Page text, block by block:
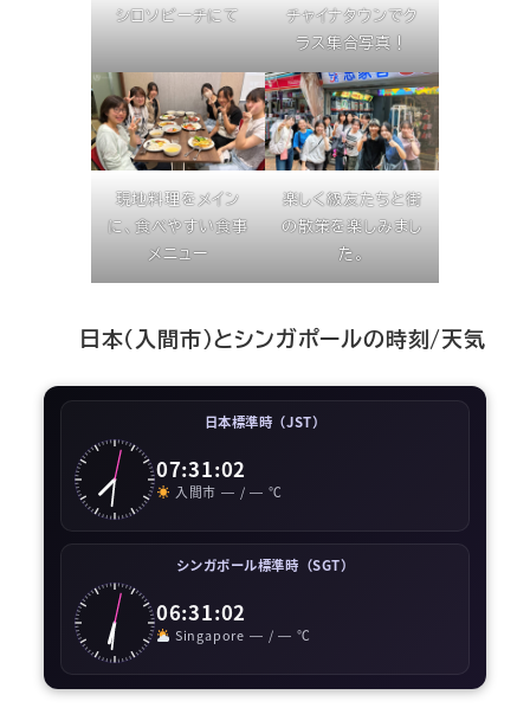
シロソビーチにて
チャイナタウンでク
ラス集合写真！
現地料理をメイン
に、食べやすい食事
メニュー
楽しく級友たちと街
の散策を楽しみまし
た。
日本（入間市）とシンガポールの時刻/天気
日本標準時（JST）
07:31:03
入間市— /— ℃
シンガポール標準時（SGT）
06:31:03
Singapore — /— ℃